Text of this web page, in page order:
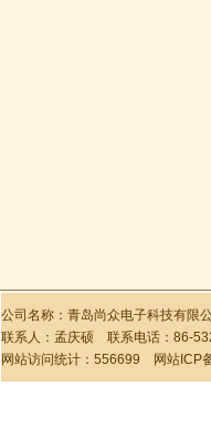
公司名称：青岛尚众电子科技有
联系人：孟庆硕 联系电话：86-
网站访问统计：556699 网站ICP